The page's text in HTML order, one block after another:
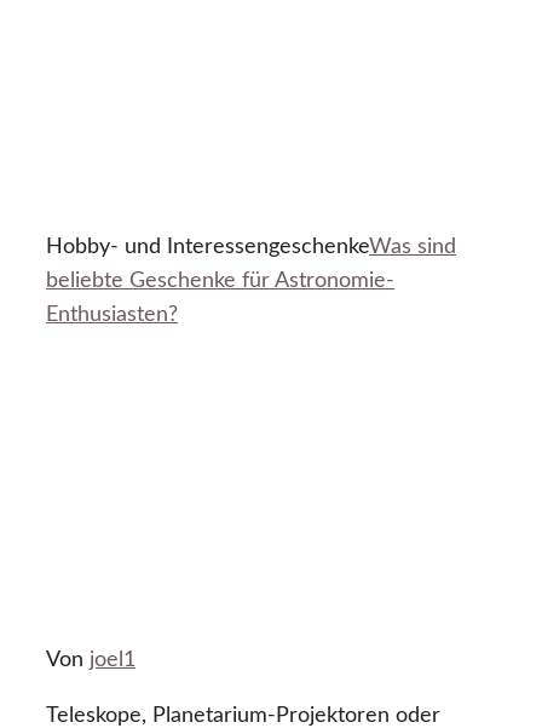
Hobby- und InteressengeschenkeWas sind
beliebte Geschenke für Astronomie-
Enthusiasten?
Von joel1
Teleskope, Planetarium-Projektoren oder